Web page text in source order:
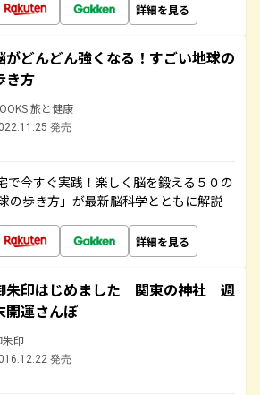
詳細を見る
がどんどん強くなる！すごい地球の
き方
旅と健康
発売
で今すぐ実践！楽しく脳を鍛える５０の
の歩き方」が最新脳科学とともに解説
詳細を見る
朱印はじめました 関東の神社 週
開運さんぽ
印
発売